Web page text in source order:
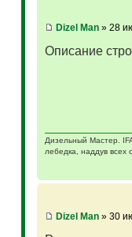
Dizel Man» 28
Описание
Дизельный Мастер.
лебедка, наддув всех
Dizel Man» 30